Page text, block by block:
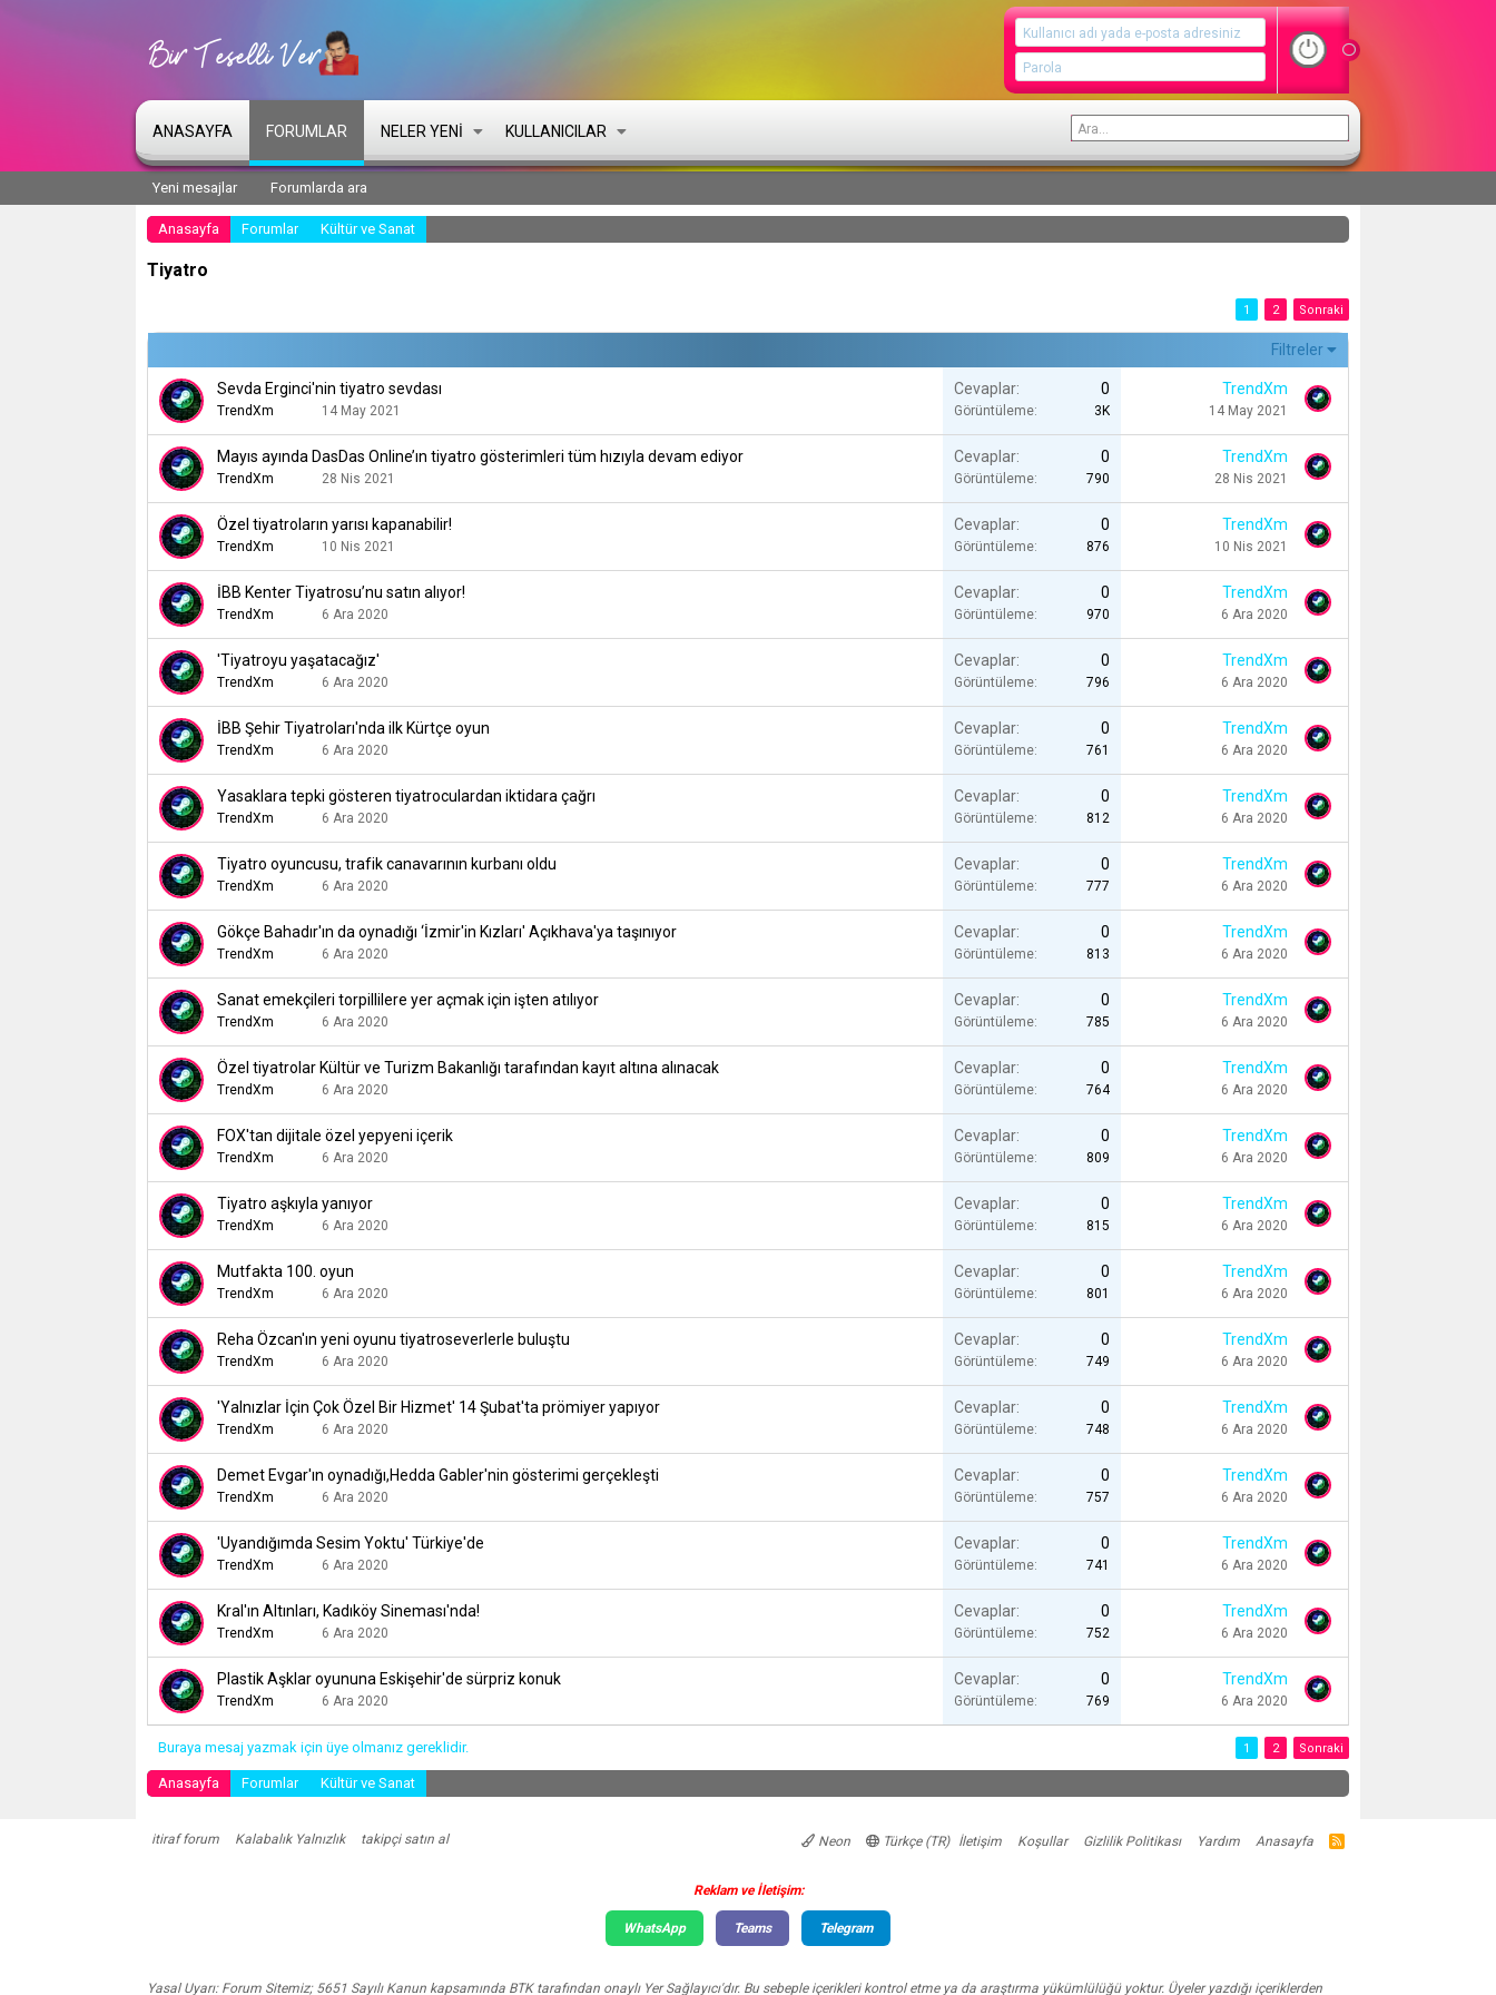
ANASAYFA FORUMLAR NELER YENI KULLANICILAR
Yeni mesajlar Forumlarda ara
Anasayfa Forumlar Kültür ve Sanat
Tiyatro
1 2 Sonraki
Filtreler
Sevda Erginci'nin tiyatro sevdası
TrendXm 14 May 2021
Cevaplar 0
Görüntüleme 3K
TrendXm
14 May 2021
Mayıs ayında DasDas Online’ın tiyatro gösterimleri tüm hızıyla devam ediyor
TrendXm 28 Nis 2021
Cevaplar 0
Görüntüleme 790
TrendXm
28 Nis 2021
Özel tiyatroların yarısı kapanabilir!
TrendXm 10 Nis 2021
Cevaplar 0
Görüntüleme 876
TrendXm
10 Nis 2021
İBB Kenter Tiyatrosu’nu satın alıyor!
TrendXm 6 Ara 2020
Cevaplar 0
Görüntüleme 970
TrendXm
6 Ara 2020
'Tiyatroyu yaşatacağız'
TrendXm 6 Ara 2020
Cevaplar 0
Görüntüleme 796
TrendXm
6 Ara 2020
İBB Şehir Tiyatroları'nda ilk Kürtçe oyun
TrendXm 6 Ara 2020
Cevaplar 0
Görüntüleme 761
TrendXm
6 Ara 2020
Yasaklara tepki gösteren tiyatroculardan iktidara çağrı
TrendXm 6 Ara 2020
Cevaplar 0
Görüntüleme 812
TrendXm
6 Ara 2020
Tiyatro oyuncusu, trafik canavarının kurbanı oldu
TrendXm 6 Ara 2020
Cevaplar 0
Görüntüleme 777
TrendXm
6 Ara 2020
Gökçe Bahadır'ın da oynadığı ‘İzmir'in Kızları' Açıkhava'ya taşınıyor
TrendXm 6 Ara 2020
Cevaplar 0
Görüntüleme 813
TrendXm
6 Ara 2020
Sanat emekçileri torpillilere yer açmak için işten atılıyor
TrendXm 6 Ara 2020
Cevaplar 0
Görüntüleme 785
TrendXm
6 Ara 2020
Özel tiyatrolar Kültür ve Turizm Bakanlığı tarafından kayıt altına alınacak
TrendXm 6 Ara 2020
Cevaplar 0
Görüntüleme 764
TrendXm
6 Ara 2020
FOX'tan dijitale özel yepyeni içerik
TrendXm 6 Ara 2020
Cevaplar 0
Görüntüleme 809
TrendXm
6 Ara 2020
Tiyatro aşkıyla yanıyor
TrendXm 6 Ara 2020
Cevaplar 0
Görüntüleme 815
TrendXm
6 Ara 2020
Mutfakta 100. oyun
TrendXm 6 Ara 2020
Cevaplar 0
Görüntüleme 801
TrendXm
6 Ara 2020
Reha Özcan'ın yeni oyunu tiyatroseverlerle buluştu
TrendXm 6 Ara 2020
Cevaplar 0
Görüntüleme 749
TrendXm
6 Ara 2020
'Yalnızlar İçin Çok Özel Bir Hizmet' 14 Şubat'ta prömiyer yapıyor
TrendXm 6 Ara 2020
Cevaplar 0
Görüntüleme 748
TrendXm
6 Ara 2020
Demet Evgar'ın oynadığı,Hedda Gabler'nin gösterimi gerçekleşti
TrendXm 6 Ara 2020
Cevaplar 0
Görüntüleme 757
TrendXm
6 Ara 2020
'Uyandığımda Sesim Yoktu' Türkiye'de
TrendXm 6 Ara 2020
Cevaplar 0
Görüntüleme 741
TrendXm
6 Ara 2020
Kral'ın Altınları, Kadıköy Sineması'nda!
TrendXm 6 Ara 2020
Cevaplar 0
Görüntüleme 752
TrendXm
6 Ara 2020
Plastik Aşklar oyununa Eskişehir'de sürpriz konuk
TrendXm 6 Ara 2020
Cevaplar 0
Görüntüleme 769
TrendXm
6 Ara 2020
1 2 Sonraki
Buraya mesaj yazmak için üye olmanız gereklidir.
Anasayfa Forumlar Kültür ve Sanat
Neon Türkçe (TR) İletişim Koşullar Gizlilik Politikası Yardım Anasayfa
R
itiraf forum Kalabalık Yalnızlık takipçi satın al
Reklam ve İletişim:
WhatsApp Teams Telegram
Yasal Uyarı: Forum Sitemiz; 5651 Sayılı Kanun kapsamında BTK tarafından onaylı Yer Sağlayıcı'dır. Bu sebeple içerikleri kontrol etme ya da araştırma yükümlülüğü yoktur. Üyeler yazdığı içeriklerden